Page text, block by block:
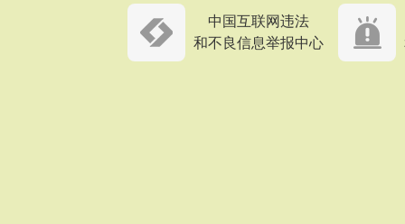
中国互联网违法
和不良信息举报中心